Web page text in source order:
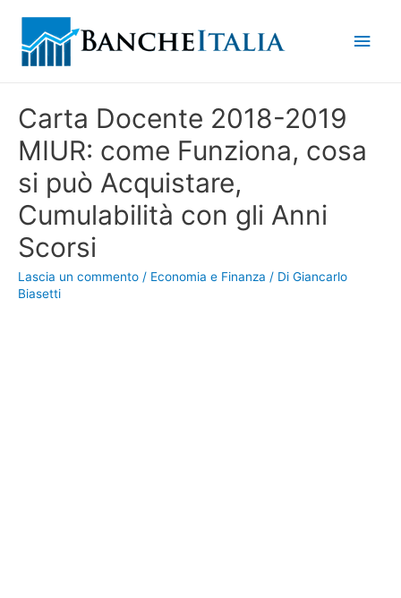
Carta Docente 2018-2019
MIUR: come Funziona, cosa
si può Acquistare,
Cumulabilità con gli Anni
Scorsi
Lascia un commento / Economia e Finanza / Di Giancarlo
Biasetti